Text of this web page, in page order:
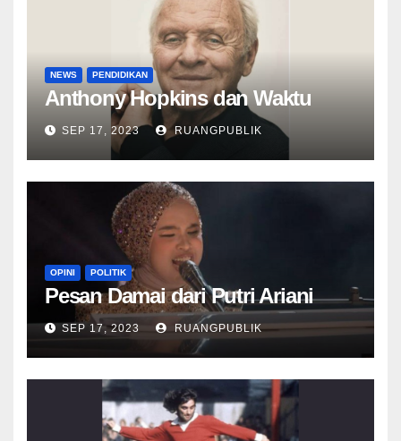
NEWS PENDIDIKAN
Anthony Hopkins dan Waktu
SEP 17, 2023 RUANGPUBLIK
OPINI POLITIK
Pesan Damai dari Putri Ariani
SEP 17, 2023 RUANGPUBLIK